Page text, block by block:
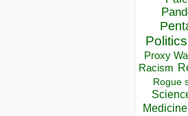
Politics
Proxy
Racism
Rogue
Medicine